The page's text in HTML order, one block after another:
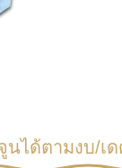
นได้ตามงบ/เ